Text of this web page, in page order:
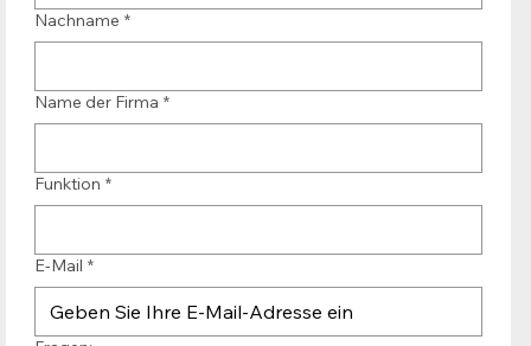
Nachname *
Name der Firma *
Funktion *
E-Mail *